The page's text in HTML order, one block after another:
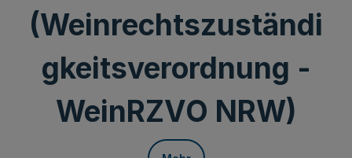
(Weinrechtszuständi
gkeitsverordnung -
WeinRZVO NRW)